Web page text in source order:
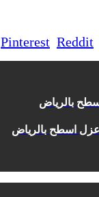
Pinterest Reddit
بالرياض
اسطح بالرياض